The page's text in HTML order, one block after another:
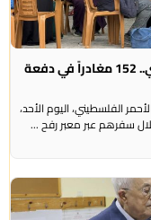
الهلال الأحمر الفلسطيني يواصل الإجلاء الطبي.. 152 مغادراً في دفعة
الفلسطيني، اليوم الأحد،
سفرهم عبر معبر رفح ...